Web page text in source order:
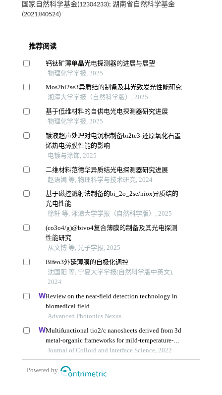
国家自然科学基金(12304233); 湖南省自然科学基金
(2021JJ40524)